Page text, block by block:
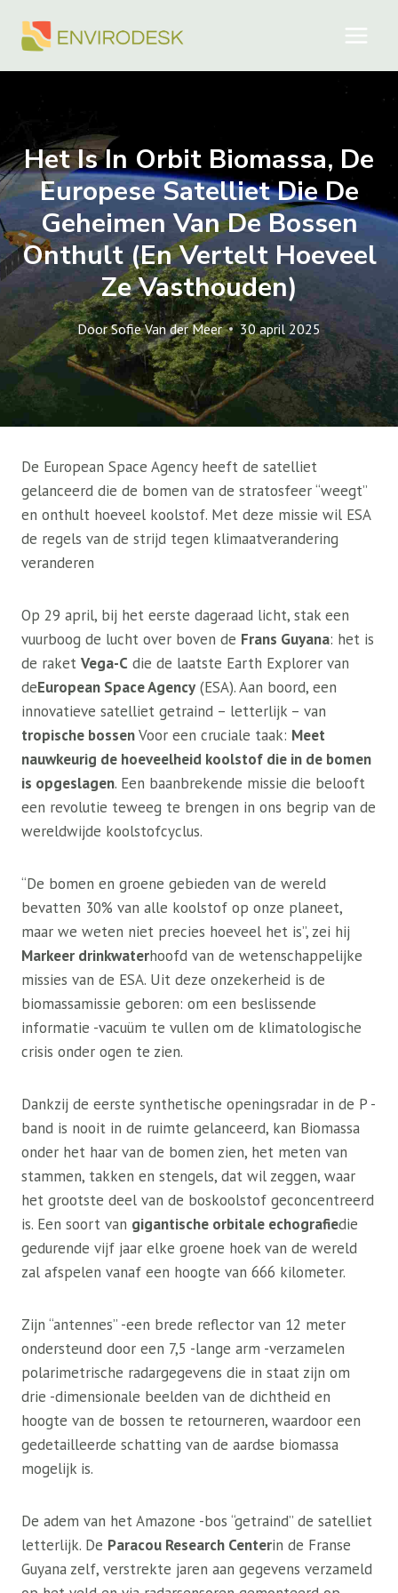
naar
Het Is In Orbit Biomassa, De
Europese Satelliet Die De
Geheimen Van De Bossen
Onthult (en Vertelt Hoeveel
Ze Vasthouden)
DoorSofie Van der Meer 30 april 2025
De European Space Agency heeft de satelliet
gelanceerd die de bomen van de stratosfeer “weegt”
en onthult hoeveel koolstof. Met deze missie wil ESA
de regels van de strijd tegen klimaatverandering
veranderen
Op 29 april, bij het eerste dageraad licht, stak een
vuurboog de lucht over boven de Frans Guyana: het is
de raket Vega-C die de laatste Earth Explorer van
deEuropean Space Agency (ESA). Aan boord, een
innovatieve satelliet getraind – letterlijk – van
tropische bossenVoor een cruciale taak: Meet
nauwkeurig de hoeveelheid koolstof die in de bomen
is opgeslagen. Een baanbrekende missie die belooft
een revolutie teweeg te brengen in ons begrip van de
wereldwijde koolstofcyclus.
“De bomen en groene gebieden van de wereld
bevatten 30% van alle koolstof op onze planeet,
maar we weten niet precies hoeveel het is”, zei hij
Markeer drinkwaterhoofd van de wetenschappelijke
missies van de ESA. Uit deze onzekerheid is de
biomassamissie geboren: om een ​​beslissende
informatie -vacuüm te vullen om de klimatologische
crisis onder ogen te zien.
Dankzij de eerste synthetische openingsradar in de P -
band is nooit in de ruimte gelanceerd, kan Biomassa
onder het haar van de bomen zien, het meten van
stammen, takken en stengels, dat wil zeggen, waar
het grootste deel van de boskoolstof geconcentreerd
is. Een soort van gigantische orbitale echografiedie
gedurende vijf jaar elke groene hoek van de wereld
zal afspelen vanaf een hoogte van 666 kilometer.
Zijn “antennes” -een brede reflector van 12 meter
ondersteund door een 7,5 -lange arm -verzamelen
polarimetrische radargegevens die in staat zijn om
drie -dimensionale beelden van de dichtheid en
hoogte van de bossen te retourneren, waardoor een
gedetailleerde schatting van de aardse biomassa
mogelijk is.
De adem van het Amazone -bos “getraind” de satelliet
letterlijk. De Paracou Research Centerin de Franse
Guyana zelf, verstrekte jaren aan gegevens verzameld